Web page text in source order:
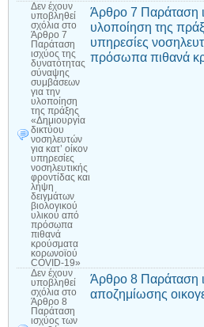
Δεν έχουν
υποβληθεί
σχόλια στο
Άρθρο 7
Παράταση
ισχύος της
δυνατότητας
σύναψης
συμβάσεων
για την
υλοποίηση
της πράξης
«Δημιουργία
δικτύου
νοσηλευτών
για κατ’ οίκον
υπηρεσίες
νοσηλευτικής
φροντίδας και
λήψη
δειγμάτων
βιολογικού
υλικού από
πρόσωπα
πιθανά
κρούσματα
κορωνοϊού
COVID-19»
Άρθρο 7 Παράταση
υλοποίηση της
υπηρεσίες
πρόσωπα πιθανά
Δεν έχουν
υποβληθεί
σχόλια στο
Άρθρο 8
Παράταση
ισχύος των
Άρθρο 8 Παράταση
αποζημίωσης